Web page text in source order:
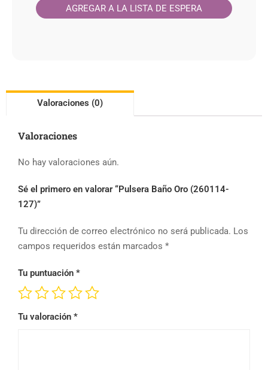
Valoraciones (0)
Valoraciones
No hay valoraciones aún.
Sé el primero en valorar “Pulsera Baño Oro (260114-
127)”
Tu dirección de correo electrónico no será publicada. Los
campos requeridos están marcados *
Tu puntuación *
Tu valoración *